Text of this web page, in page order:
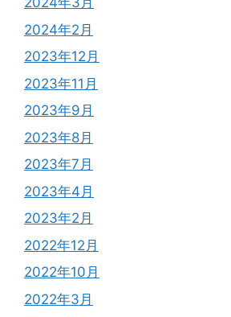
2024年2月
2023年12月
2023年11月
2023年9月
2023年8月
2023年7月
2023年4月
2023年2月
2022年12月
2022年10月
2022年3月